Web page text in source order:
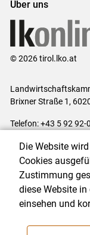
Über uns
© 2026 tirol.lko.at
Brixner Straße 1,
Telefon: +43 5 92 92-0
Impressum|Kontakt
Cookie-Einstellungen
NEWSLETTER
Die Website
Cookies
Zustimmung
diese Website in
einsehen und